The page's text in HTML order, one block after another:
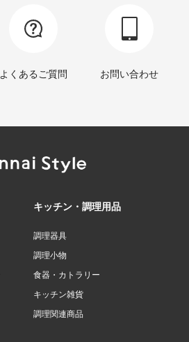
よくあるご質問 お問い合わせ
キッチン・調理用品
調理器具
調理小物
食器・カトラリー
キッチン雑貨
調理関連商品